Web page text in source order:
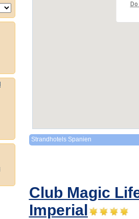
Strandhotels Spanien
Club Magic
Imperial